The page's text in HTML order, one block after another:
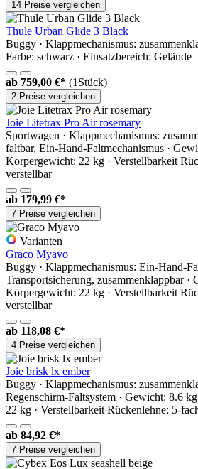
14 Preise vergleichen
Thule Urban Glide 3 Black
Buggy · Klappmechanismus:
Farbe: schwarz · Einsatzbereich: Gelände
ab 759,00 €* (1Stück)
2 Preise vergleichen
Joie Litetrax Pro Air rosemary
Sportwagen · Klappmechanismus:
faltbar, Ein-Hand-Faltmechanismus ·
Körpergewicht: 22 kg · Verstellbarkeit
verstellbar
ab 179,99 €*
7 Preise vergleichen
Varianten
Graco Myavo
Buggy · Klappmechanismus: Ein-Hand-
Transportsicherung, zusammenklappbar ·
Körpergewicht: 22 kg · Verstellbarkeit
verstellbar
ab 118,08 €*
4 Preise vergleichen
Joie brisk lx ember
Buggy · Klappmechanismus:
Regenschirm-Faltsystem · Gewicht: 8.6
22 kg · Verstellbarkeit Rückenlehne: 5-
ab 84,92 €*
7 Preise vergleichen